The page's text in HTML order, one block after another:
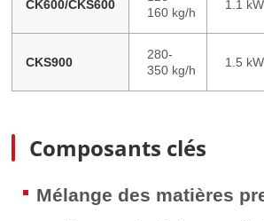
CK600/CKS600
160 kg/h
1.1 kW
CKS900
280-
350 kg/h
1.5 kW
Composants clés
Mélange des matières